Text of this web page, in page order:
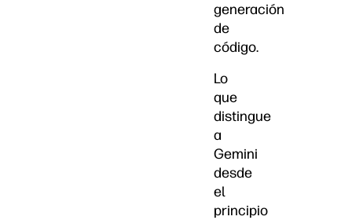
generación
de
código.
Lo
que
distingue
a
Gemini
desde
el
principio